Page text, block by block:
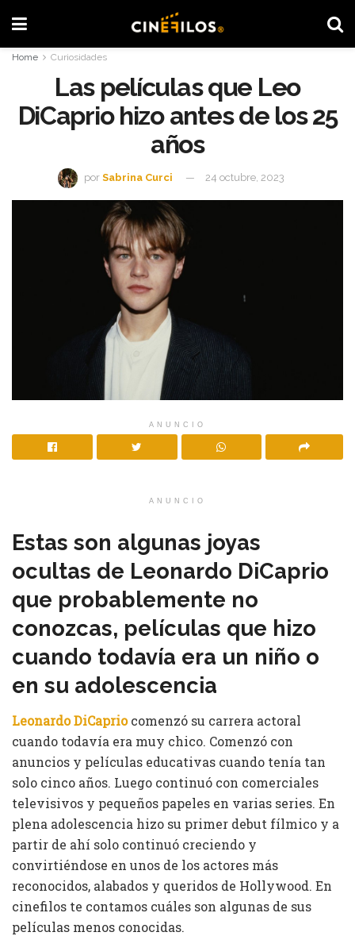
Home Curiosidades
Las películas que Leo
DiCaprio hizo antes de los 25
años
por Sabrina Curci 24 octubre, 2023
ANUNCIO
ANUNCIO
Estas son algunas joyas
ocultas de Leonardo DiCaprio
que probablemente no
conozcas, películas que hizo
cuando todavía era un niño o
en su adolescencia
Leonardo DiCapriocomenzó su carrera actoral
cuando todavía era muy chico. Comenzó con
anuncios y películas educativas cuando tenía tan
solo cinco años. Luego continuó con comerciales
televisivos y pequeños papeles en varias series. En
plena adolescencia hizo su primer debut fílmico y a
partir de ahí solo continuó creciendo y
convirtiéndose en unos de los actores más
reconocidos, alabados y queridos de Hollywood. En
cinefilos te contamos cuáles son algunas de sus
películas menos conocidas.